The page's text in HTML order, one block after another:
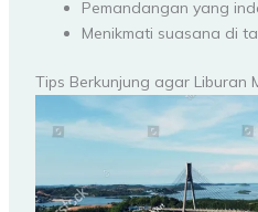
Pemandangan yang
Menikmati suasana di
Tips Berkunjung agar Liburan